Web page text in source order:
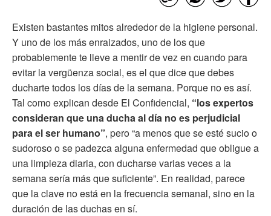
Existen bastantes mitos alrededor de la higiene personal.
Y uno de los más enraizados, uno de los que
probablemente te lleve a mentir de vez en cuando para
evitar la vergüenza social, es el que dice que debes
ducharte todos los días de la semana. Porque no es así.
Tal como explican desde El Confidencial, “los expertos
consideran que una ducha al día no es perjudicial
para el ser humano”, pero “a menos que se esté sucio o
sudoroso o se padezca alguna enfermedad que obligue a
una limpieza diaria, con ducharse varias veces a la
semana sería más que suficiente”. En realidad, parece
que la clave no está en la frecuencia semanal, sino en la
duración de las duchas en sí.